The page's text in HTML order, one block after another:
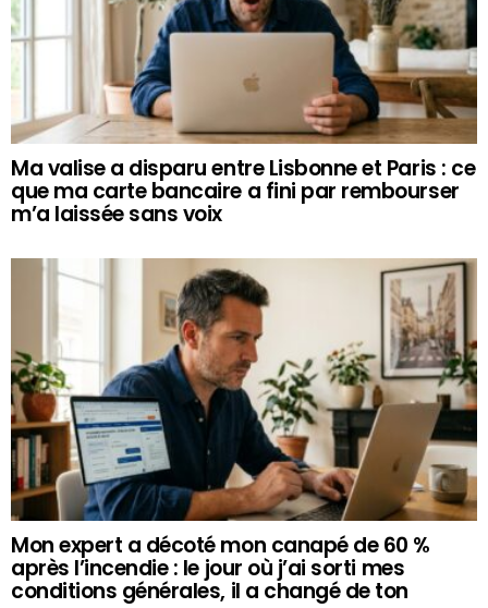
Ma valise a disparu entre Lisbonne et Paris : ce
que ma carte bancaire a fini par rembourser
m’a laissée sans voix
Mon expert a décoté mon canapé de 60 %
après l’incendie : le jour où j’ai sorti mes
conditions générales, il a changé de ton